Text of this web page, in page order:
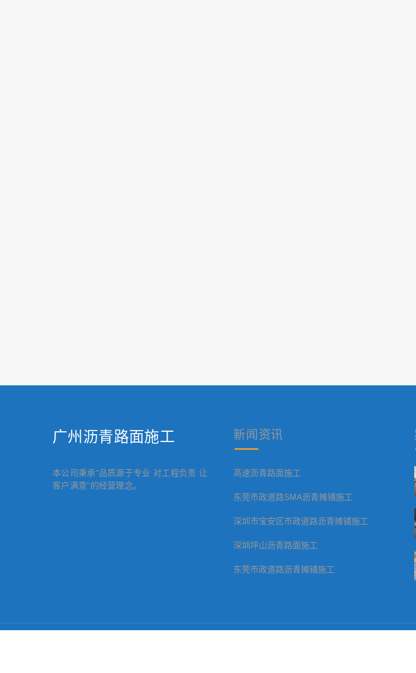
广州沥青路面施工
本公司秉承“品质源于专业 对工程负责 让
客户满意”的经营理念。
新闻 资讯
高速沥青路面施工
东莞市政道路SMA沥青摊铺施工
深圳市宝安区市政道路沥青摊铺施工
深圳坪山沥青路面施工
东莞市政道路沥青摊铺施工